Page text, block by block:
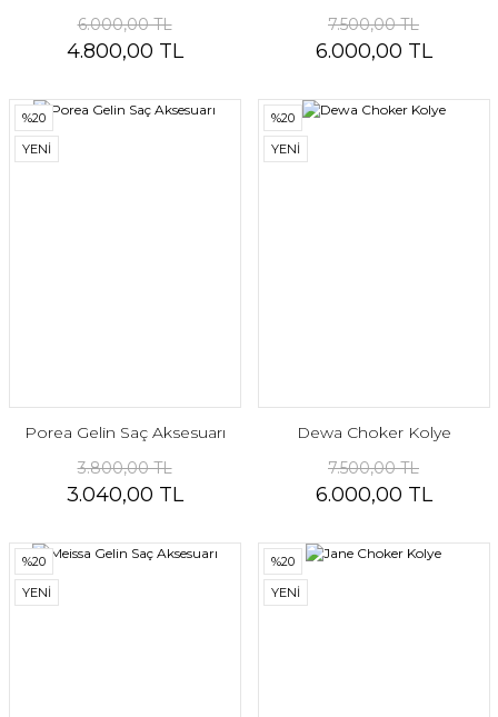
6.000,00 TL
4.800,00 TL
7.500,00 TL
6.000,00 TL
%20
YENİ
Porea Gelin Saç Aksesuarı
3.800,00 TL
3.040,00 TL
%20
YENİ
Dewa Choker Kolye
7.500,00 TL
6.000,00 TL
%20
YENİ
%20
YENİ